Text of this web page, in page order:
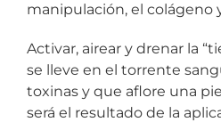
manipulación, el colágeno
Activar, airear y drenar la
se lleve en el torrente
toxinas y que aflore una
será el resultado de la